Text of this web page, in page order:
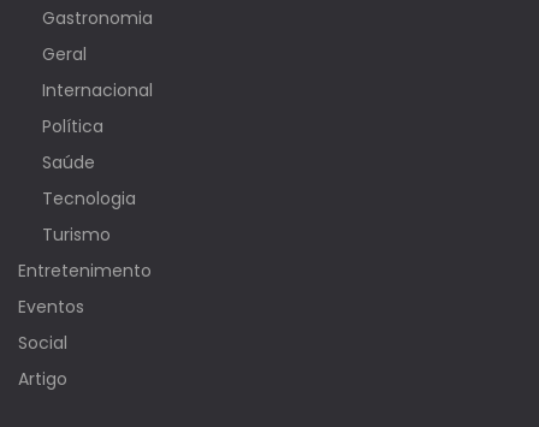
Gastronomia
Geral
Internacional
Política
Saúde
Tecnologia
Turismo
Entretenimento
Eventos
Social
Artigo